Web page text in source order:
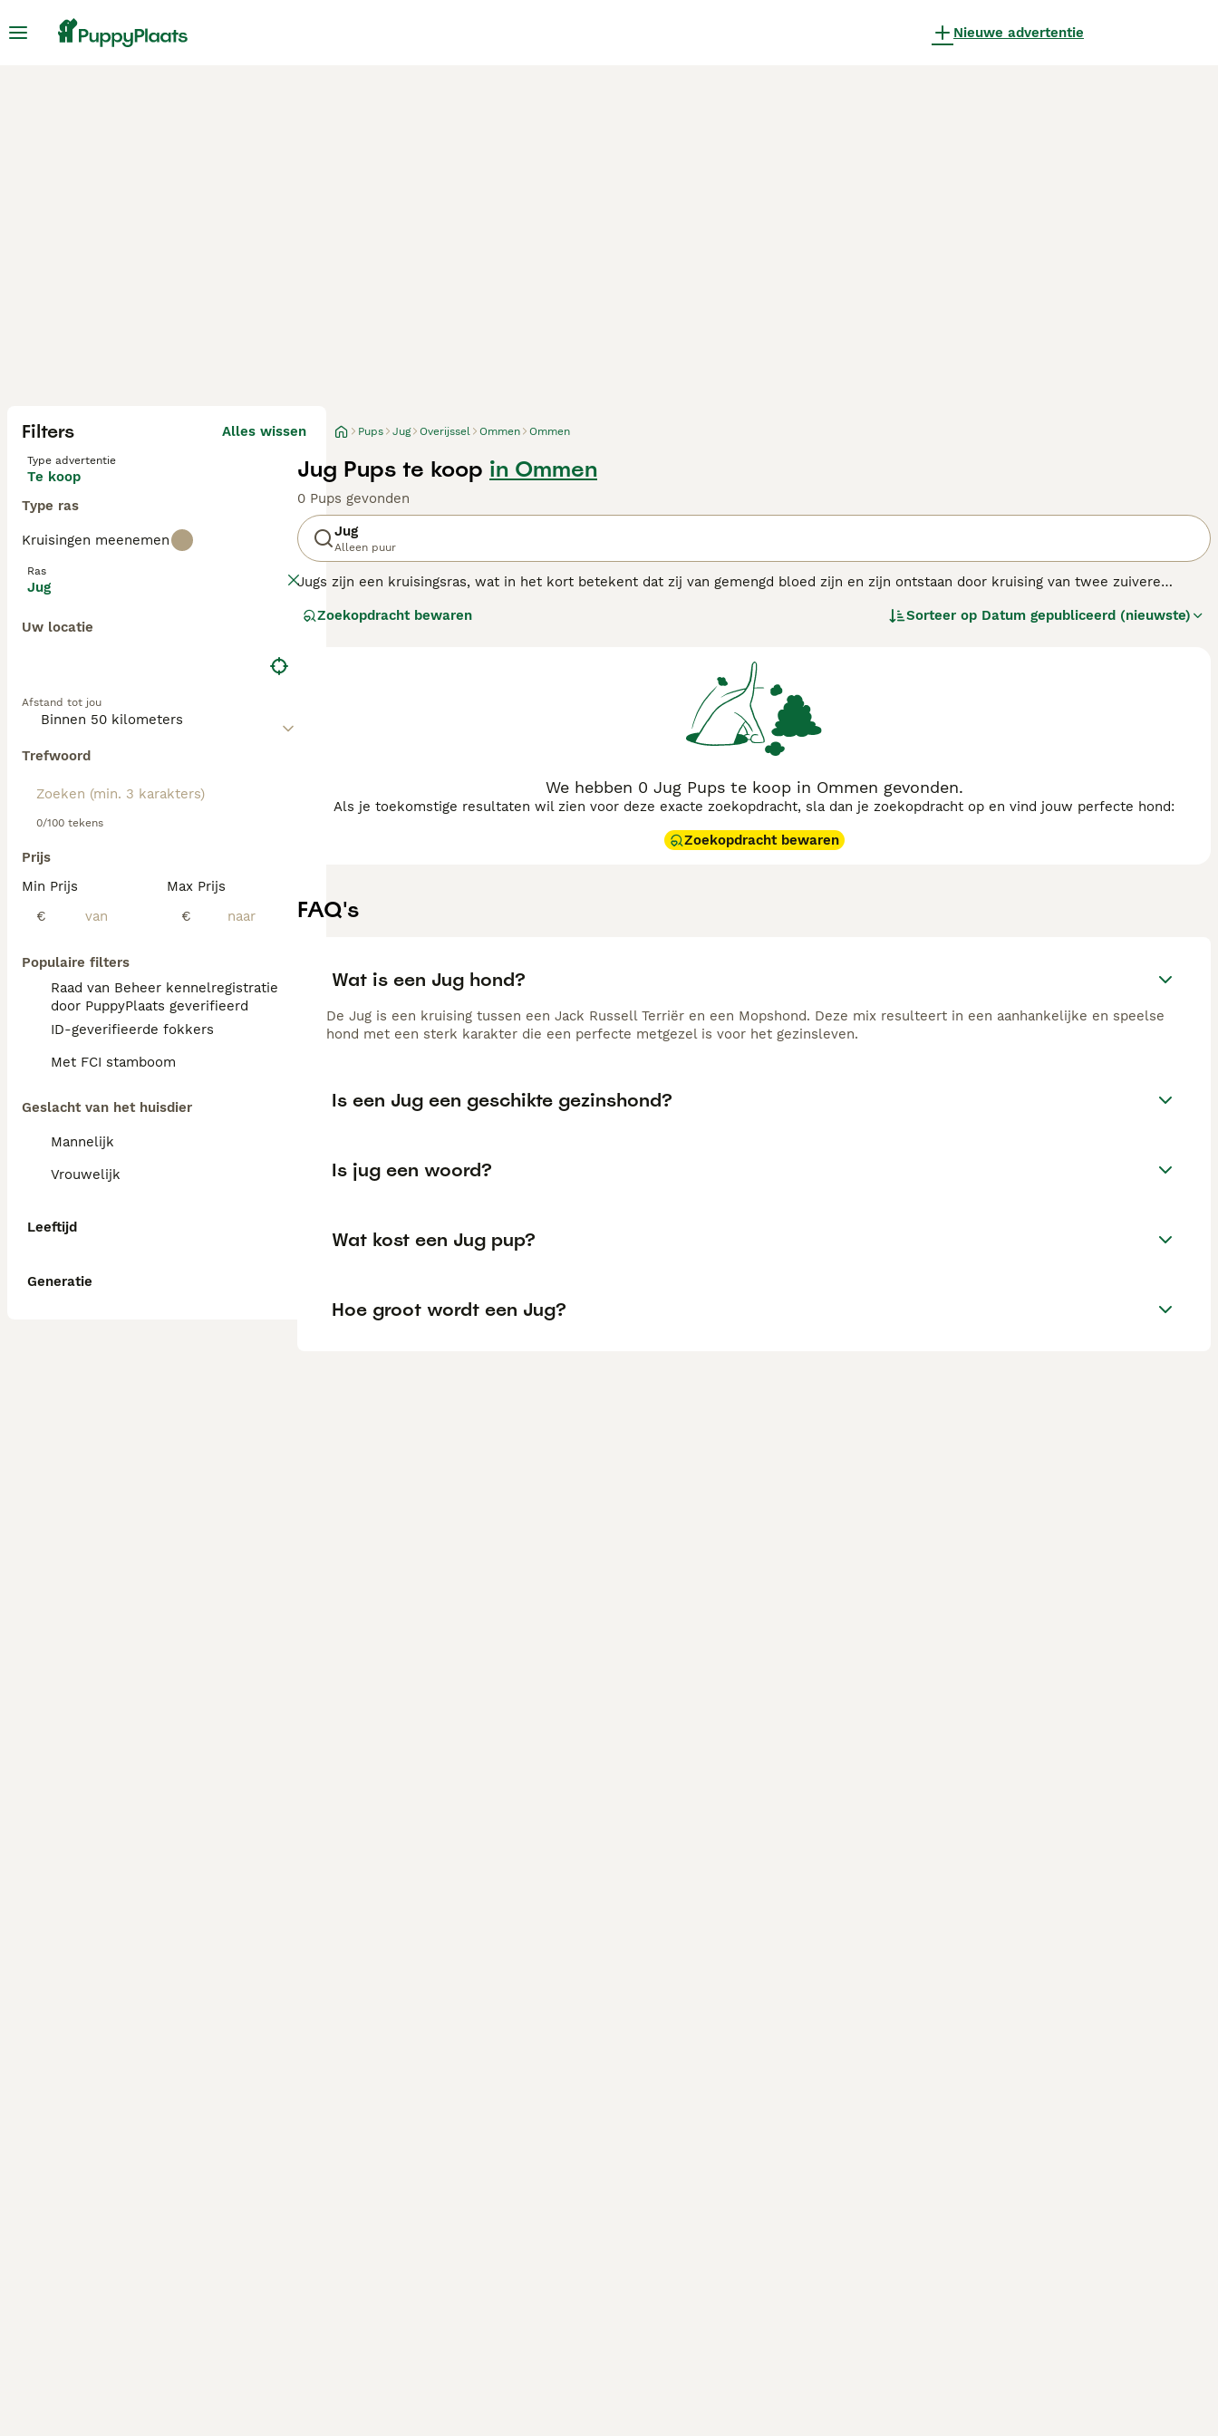
Nieuwe advertentie
Filters Alles wissen
Type advertentie
Te koop
Type ras
Kruisingen meenemen
Ras
Jug
Uw locatie
Afstand tot jou
Trefwoord
0/100 tekens
Prijs
Min Prijs
€
Max Prijs
€
Populaire filters
Raad van Beheer kennelregistratie
door PuppyPlaats geverifieerd
ID-geverifieerde fokkers
Met FCI stamboom
Geslacht van het huisdier
Mannelijk
Vrouwelijk
Leeftijd
Generatie
Pups Jug Overijssel Ommen Ommen
Jug Pups te koop in Ommen
0 Pups gevonden
Jug
Alleen puur
Jugs zijn een kruisingsras, wat in het kort betekent dat zij van gemengd bloed zijn en zijn ontstaan door kruising van twee zuivere
jaren '60 gefokt. Hierdoor zijn mopshonden snel uitgegroeid tot een van de meest populaire honden van gemengde rassen. Ze hebben al
willen delen met een loyale, aanhankelijke en intelligente hondachtige metgezel.
Lees onze Mopshonden adviespagina voor informatie over dit hondenras.
Zoekopdracht bewaren Sorteer op Datum gepubliceerd (nieuwste)
We hebben 0 Jug Pups te koop in Ommen gevonden.
Als je toekomstige resultaten wil zien voor deze exacte zoekopdracht, sla dan je zoekopdracht op en vind jouw perfecte hond:
Zoekopdracht bewaren
FAQ's
Wat is een Jug hond?
De Jug is een kruising tussen een Jack Russell Terriër en een Mopshond. Deze mix resulteert in een aanhankelijke en speelse
hond met een sterk karakter die een perfecte metgezel is voor het gezinsleven.
Is een Jug een geschikte gezinshond?
Is jug een woord?
Wat kost een Jug pup?
Hoe groot wordt een Jug?